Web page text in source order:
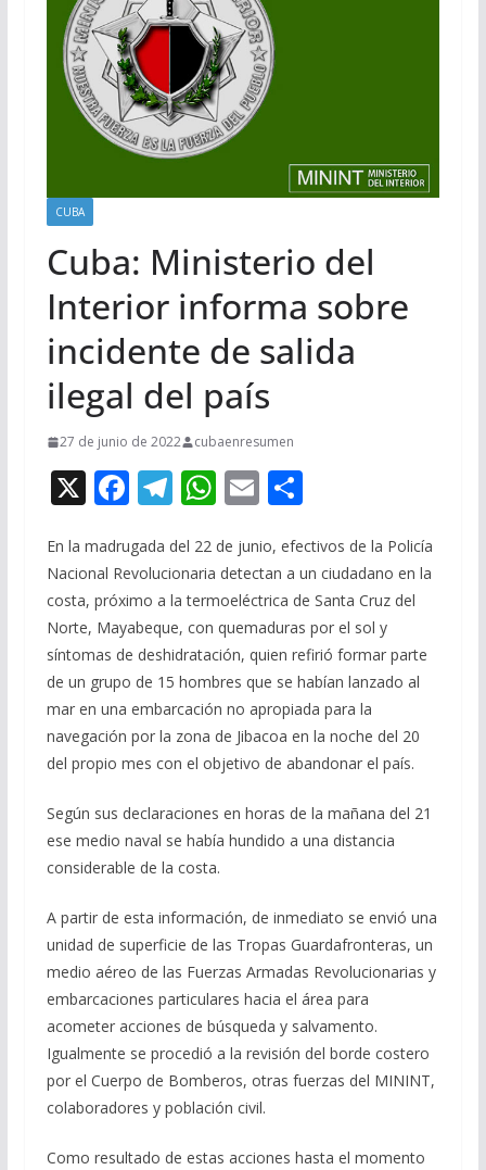
CUBA
Cuba: Ministerio del
Interior informa sobre
incidente de salida
ilegal del país
27 de junio de 2022 cubaenresumen
X F
e
b
o
o
k
T
e
gr
a
m
W
at
s
A
p
p
E
ai
l
C
m
p
ar
ti
r
En la madrugada del 22 de junio, efectivos de la Policía
Nacional Revolucionaria detectan a un ciudadano en la
costa, próximo a la termoeléctrica de Santa Cruz del
Norte, Mayabeque, con quemaduras por el sol y
síntomas de deshidratación, quien refirió formar parte
de un grupo de 15 hombres que se habían lanzado al
mar en una embarcación no apropiada para la
navegación por la zona de Jibacoa en la noche del 20
del propio mes con el objetivo de abandonar el país.
Según sus declaraciones en horas de la mañana del 21
ese medio naval se había hundido a una distancia
considerable de la costa.
A partir de esta información, de inmediato se envió una
unidad de superficie de las Tropas Guardafronteras, un
medio aéreo de las Fuerzas Armadas Revolucionarias y
embarcaciones particulares hacia el área para
acometer acciones de búsqueda y salvamento.
Igualmente se procedió a la revisión del borde costero
por el Cuerpo de Bomberos, otras fuerzas del MININT,
colaboradores y población civil.
Como resultado de estas acciones hasta el momento